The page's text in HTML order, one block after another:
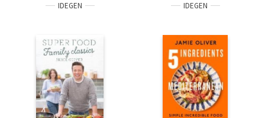
IDEGEN IDEGEN